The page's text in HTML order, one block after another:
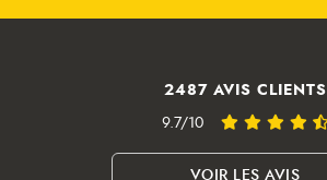
2487 AVIS CLIENTS
9.7/10
VOIR LES AVIS